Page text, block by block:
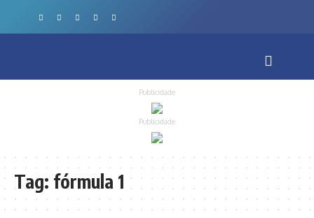
Publicidade
Publicidade
Tag: fórmula 1